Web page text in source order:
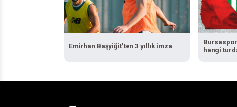
Emirhan Başyiğit’ten 3 yıllık imza
hangi